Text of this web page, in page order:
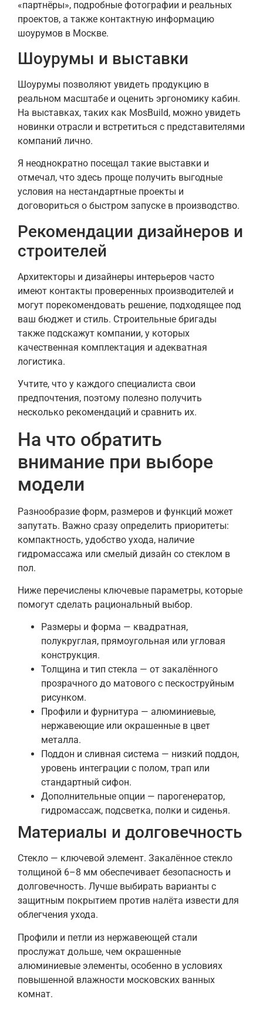
«партнёры», подробные фотографии и реальных
проектов, а также контактную информацию
шоурумов в Москве.
Шоурумы и выставки
Шоурумы позволяют увидеть продукцию в
реальном масштабе и оценить эргономику кабин.
На выставках, таких как MosBuild, можно увидеть
новинки отрасли и встретиться с представителями
компаний лично.
Я неоднократно посещал такие выставки и
отмечал, что здесь проще получить выгодные
условия на нестандартные проекты и
договориться о быстром запуске в производство.
Рекомендации дизайнеров и
строителей
Архитекторы и дизайнеры интерьеров часто
имеют контакты проверенных производителей и
могут порекомендовать решение, подходящее под
ваш бюджет и стиль. Строительные бригады
также подскажут компании, у которых
качественная комплектация и адекватная
логистика.
Учтите, что у каждого специалиста свои
предпочтения, поэтому полезно получить
несколько рекомендаций и сравнить их.
На что обратить
внимание при выборе
модели
Разнообразие форм, размеров и функций может
запутать. Важно сразу определить приоритеты:
компактность, удобство ухода, наличие
гидромассажа или смелый дизайн со стеклом в
пол.
Ниже перечислены ключевые параметры, которые
помогут сделать рациональный выбор.
Размеры и форма — квадратная,
полукруглая, прямоугольная или угловая
конструкция.
Толщина и тип стекла — от закалённого
прозрачного до матового с пескоструйным
рисунком.
Профили и фурнитура — алюминиевые,
нержавеющие или окрашенные в цвет
металла.
Поддон и сливная система — низкий поддон,
уровень интеграции с полом, трап или
стандартный сифон.
Дополнительные опции — парогенератор,
гидромассаж, подсветка, полки и сиденья.
Материалы и долговечность
Стекло — ключевой элемент. Закалённое стекло
толщиной 6–8 мм обеспечивает безопасность и
долговечность. Лучше выбирать варианты с
защитным покрытием против налёта извести для
облегчения ухода.
Профили и петли из нержавеющей стали
прослужат дольше, чем окрашенные
алюминиевые элементы, особенно в условиях
повышенной влажности московских ванных
комнат.